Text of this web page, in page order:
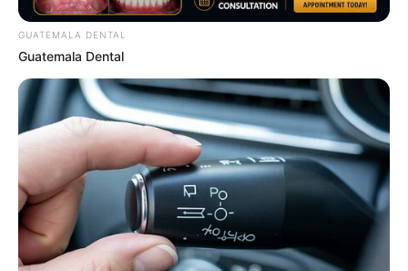
รวมวิธีกำจัดไขมันที่ได้รับความนิยมสูงสุดในไทย
LUMETHINK.COM
GUATEMALA DENTAL
Guatemala Dental